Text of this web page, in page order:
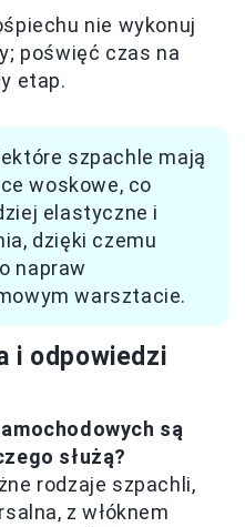
nie wykonuj
poświęć czas na
etap.
szpachle mają
woskowe, co
elastyczne i
dzięki czemu
napraw
warsztacie.
i odpowiedzi
są
służą?
rodzaje szpachli,
z włóknem